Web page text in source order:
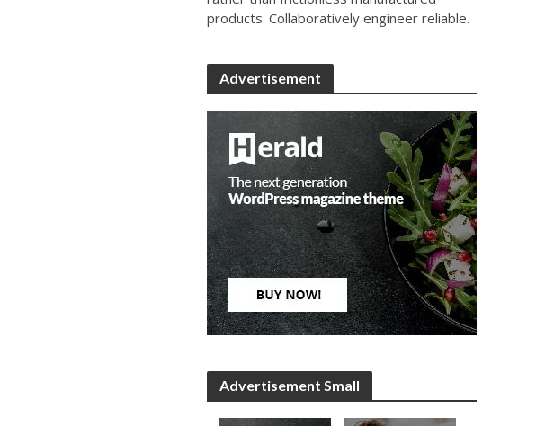
products. Collaboratively engineer reliable.
Advertisement
Advertisement Small